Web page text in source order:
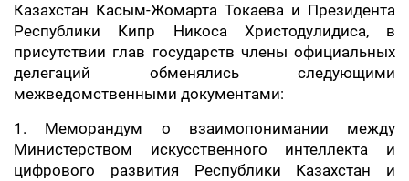
Казахстан Касым-Жомарта Токаева и Президента
Республики Кипр Никоса Христодулидиса, в
присутствии глав государств члены официальных
делегаций обменялись следующими
межведомственными документами:
1. Меморандум о взаимопонимании между
Министерством искусственного интеллекта и
цифрового развития Республики Казахстан и